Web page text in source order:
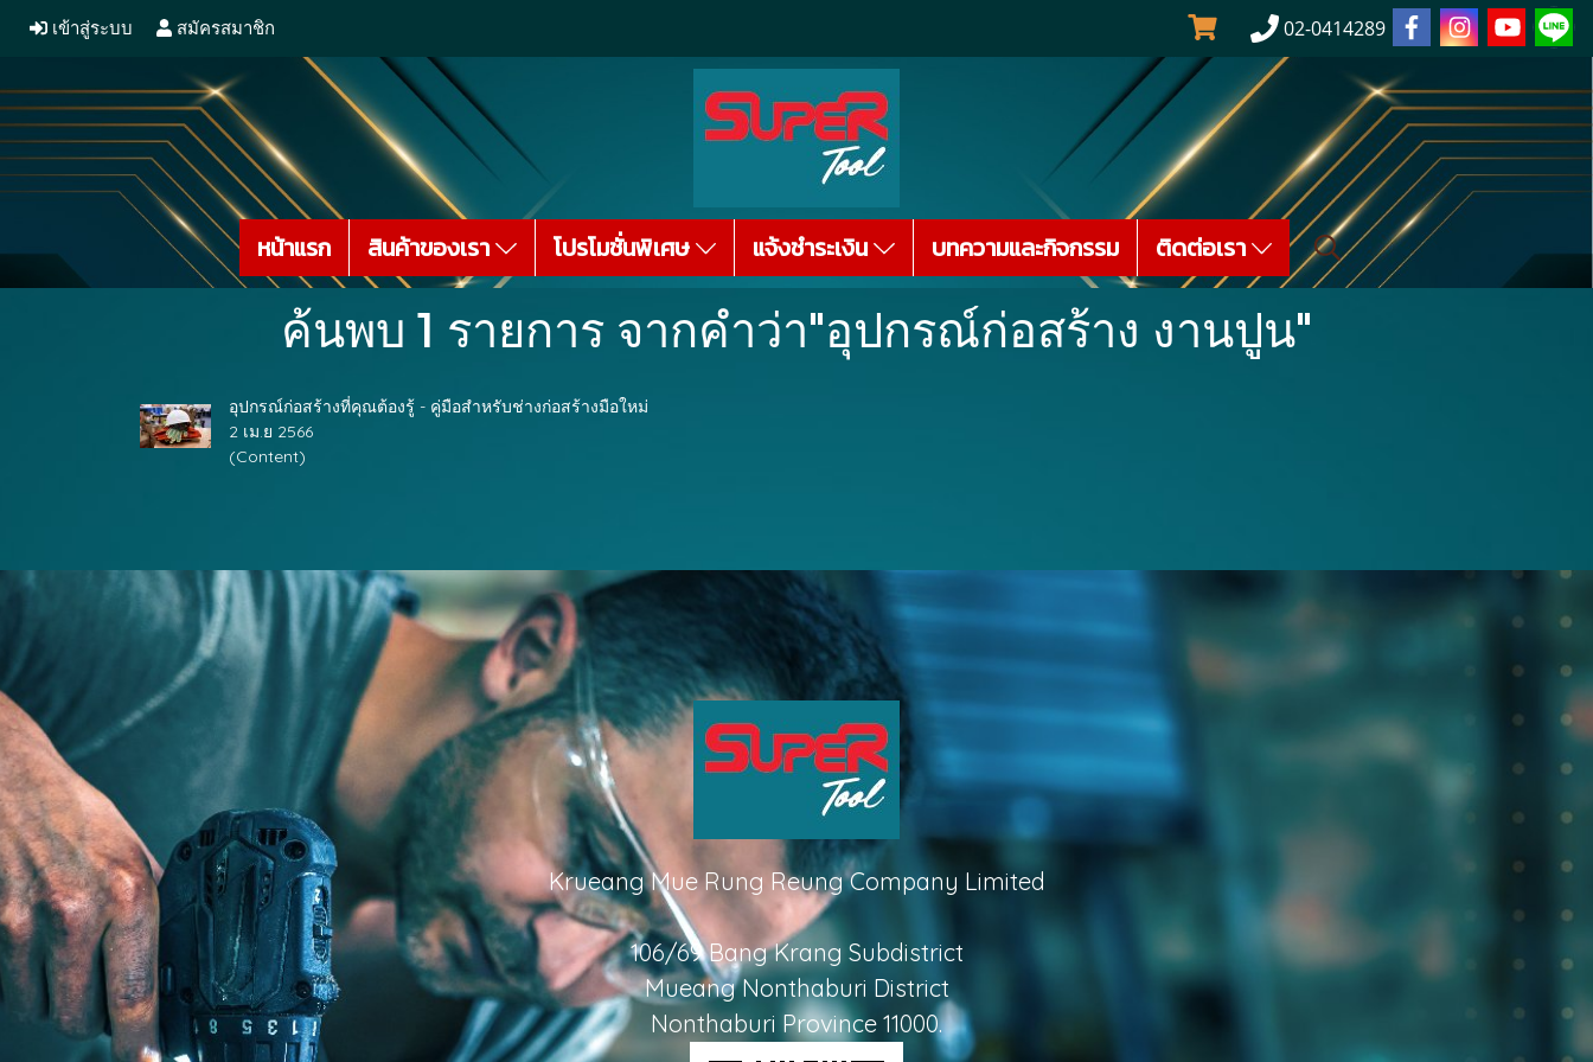
เข้าสู่ระบบ สมัครสมาชิก 02-0414289
หน้าแรก สินค้าของเรา โปรโมชั่นพิเศษ แจ้งชำระเงิน บทความและกิจกรรม ติดต่อเรา
ค้นพบ 1 รายการ จากคำว่า"อุปกรณ์ก่อสร้าง งานปูน"
อุปกรณ์ก่อสร้างที่คุณต้องรู้ - คู่มือสำหรับช่างก่อสร้างมือใหม่
2 เม.ย 2566
(Content)
Krueang Mue Rung Reung Company Limited
106/69 Bang Krang Subdistrict
Mueang Nonthaburi District
Nonthaburi Province 11000.